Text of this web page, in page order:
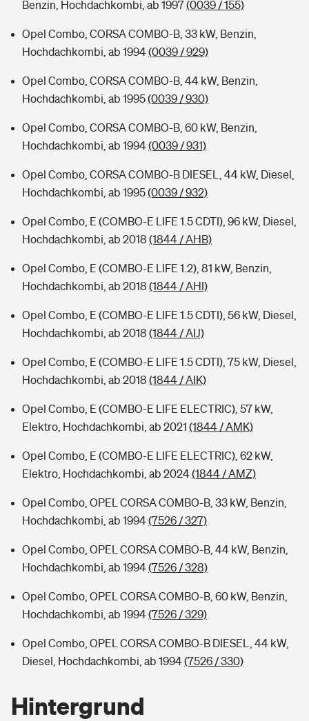
Benzin, Hochdachkombi, ab 1997(0039 / 155)
Opel Combo, CORSA COMBO-B, 33 kW, Benzin,
Hochdachkombi, ab 1994(0039 / 929)
Opel Combo, CORSA COMBO-B, 44 kW, Benzin,
Hochdachkombi, ab 1995(0039 / 930)
Opel Combo, CORSA COMBO-B, 60 kW, Benzin,
Hochdachkombi, ab 1994(0039 / 931)
Opel Combo, CORSA COMBO-B DIESEL, 44 kW, Diesel,
Hochdachkombi, ab 1995(0039 / 932)
Opel Combo, E (COMBO-E LIFE 1.5 CDTI), 96 kW, Diesel,
Hochdachkombi, ab 2018 (1844 / AHB)
Opel Combo, E (COMBO-E LIFE 1.2), 81 kW, Benzin,
Hochdachkombi, ab 2018 (1844 / AHI)
Opel Combo, E (COMBO-E LIFE 1.5 CDTI), 56 kW, Diesel,
Hochdachkombi, ab 2018 (1844 / AIJ)
Opel Combo, E (COMBO-E LIFE 1.5 CDTI), 75 kW, Diesel,
Hochdachkombi, ab 2018 (1844 / AIK)
Opel Combo, E (COMBO-E LIFE ELECTRIC), 57 kW,
Elektro, Hochdachkombi, ab 2021 (1844 / AMK)
Opel Combo, E (COMBO-E LIFE ELECTRIC), 62 kW,
Elektro, Hochdachkombi, ab 2024(1844 / AMZ)
Opel Combo, OPEL CORSA COMBO-B, 33 kW, Benzin,
Hochdachkombi, ab 1994(7526 / 327)
Opel Combo, OPEL CORSA COMBO-B, 44 kW, Benzin,
Hochdachkombi, ab 1994(7526 / 328)
Opel Combo, OPEL CORSA COMBO-B, 60 kW, Benzin,
Hochdachkombi, ab 1994(7526 / 329)
Opel Combo, OPEL CORSA COMBO-B DIESEL, 44 kW,
Diesel, Hochdachkombi, ab 1994(7526 / 330)
Hintergrund